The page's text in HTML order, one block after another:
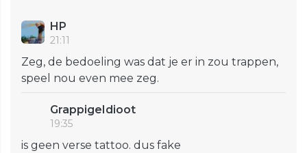
HP
21:11
Zeg, de bedoeling was dat je er in zou trappen,
speel nou even mee zeg.
GrappigeIdioot
19:35
is geen verse tattoo. dus fake